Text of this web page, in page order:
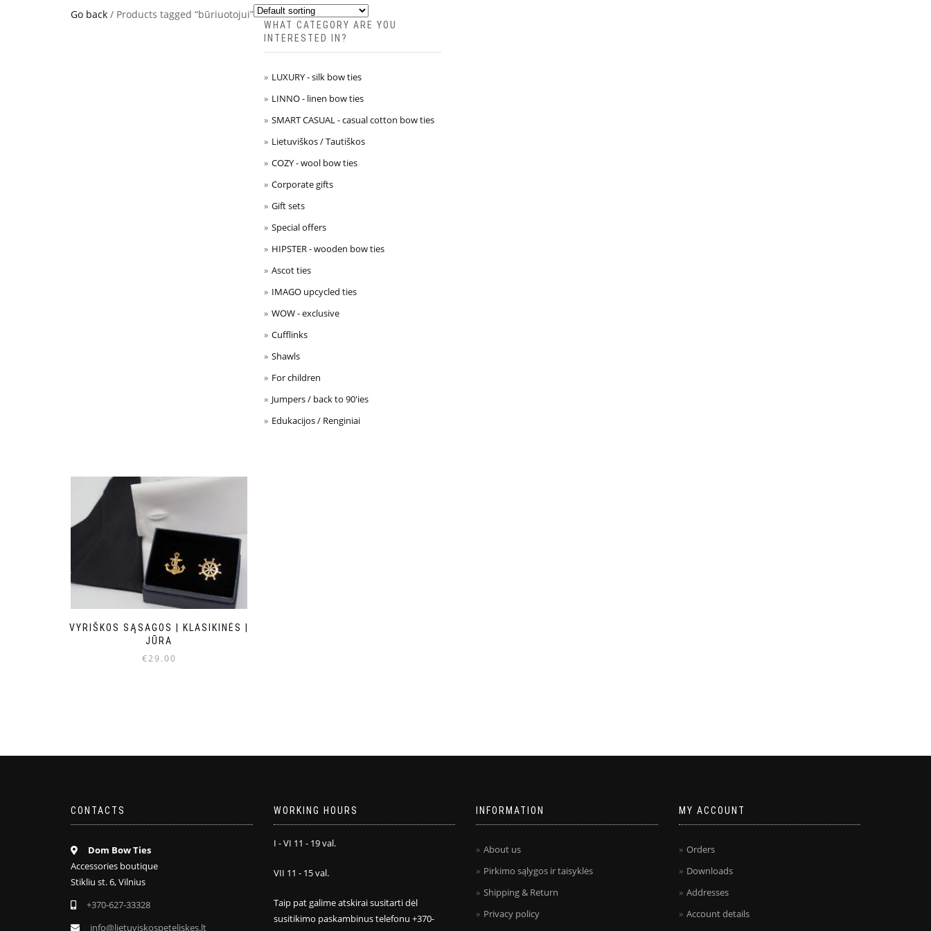
Go back / Products tagged “būriuotojui”
WHAT CATEGORY ARE YOU
INTERESTED IN?
LUXURY - silk bow ties
LINNO - linen bow ties
SMART CASUAL - casual cotton bow ties
Lietuviškos / Tautiškos
COZY - wool bow ties
Corporate gifts
Gift sets
Special offers
HIPSTER - wooden bow ties
Ascot ties
IMAGO upcycled ties
WOW - exclusive
Cufflinks
Shawls
For children
Jumpers / back to 90'ies
Edukacijos / Renginiai
VYRIŠKOS SĄSAGOS | KLASIKINĖS |
JŪRA
€29.00
CONTACTS
Dom Bow Ties
Accessories boutique
Stikliu st. 6, Vilnius
+370-627-33328
info@lietuviskospeteliskes.lt
WORKING HOURS
I - VI 11 - 19 val.
VII 11 - 15 val.
Taip pat galime atskirai susitarti dėl
susitikimo paskambinus telefonu +370-
INFORMATION
About us
Pirkimo sąlygos ir taisyklės
Shipping & Return
Privacy policy
MY ACCOUNT
Orders
Downloads
Addresses
Account details